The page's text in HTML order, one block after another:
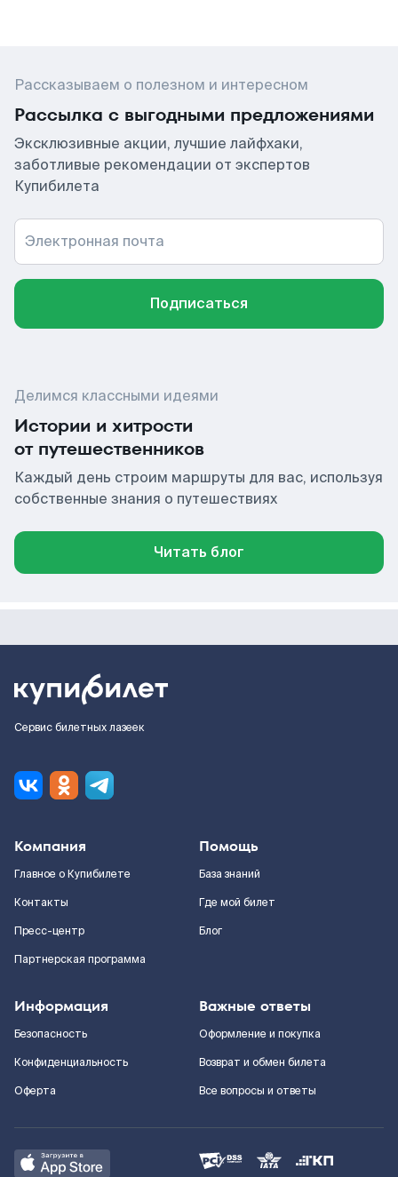
Рассказываем о полезном и интересном
Рассылка с выгодными предложениями
Эксклюзивные акции, лучшие лайфхаки,
заботливые рекомендации от экспертов
Купибилета
Электронная почта
Подписаться
Делимся классными идеями
Истории и хитрости
от путешественников
Каждый день строим маршруты для вас, используя
собственные знания о путешествиях
Читать блог
Сервис билетных лазеек
Компания
Главное о Купибилете
Контакты
Пресс-центр
Партнерская программа
Помощь
База знаний
Где мой билет
Блог
Информация
Безопасность
Конфиденциальность
Оферта
Важные ответы
Оформление и покупка
Возврат и обмен билета
Все вопросы и ответы